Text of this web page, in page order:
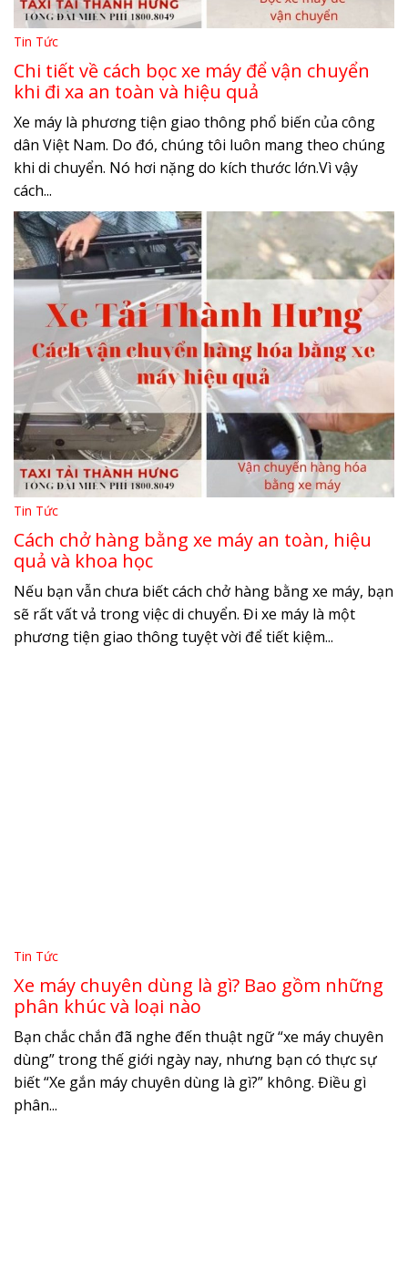
Tin Tức
Chi tiết về cách bọc xe máy để vận chuyển
khi đi xa an toàn và hiệu quả
Xe máy là phương tiện giao thông phổ biến của công
dân Việt Nam. Do đó, chúng tôi luôn mang theo chúng
khi di chuyển. Nó hơi nặng do kích thước lớn.Vì vậy
cách...
Tin Tức
Cách chở hàng bằng xe máy an toàn, hiệu
quả và khoa học
Nếu bạn vẫn chưa biết cách chở hàng bằng xe máy, bạn
sẽ rất vất vả trong việc di chuyển. Đi xe máy là một
phương tiện giao thông tuyệt vời để tiết kiệm...
Tin Tức
Xe máy chuyên dùng là gì? Bao gồm những
phân khúc và loại nào
Bạn chắc chắn đã nghe đến thuật ngữ “xe máy chuyên
dùng” trong thế giới ngày nay, nhưng bạn có thực sự
biết “Xe gắn máy chuyên dùng là gì?” không. Điều gì
phân...